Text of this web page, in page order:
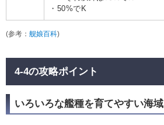
・50%でK
(参考： 舰娘百科)
4-4の攻略ポイント
いろいろな艦種を育てやすい海域